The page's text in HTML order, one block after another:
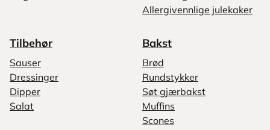
Allergivennlige julekaker
Tilbehør
Sauser
Dressinger
Dipper
Salat
Bakst
Brød
Rundstykker
Søt gjærbakst
Muffins
Scones